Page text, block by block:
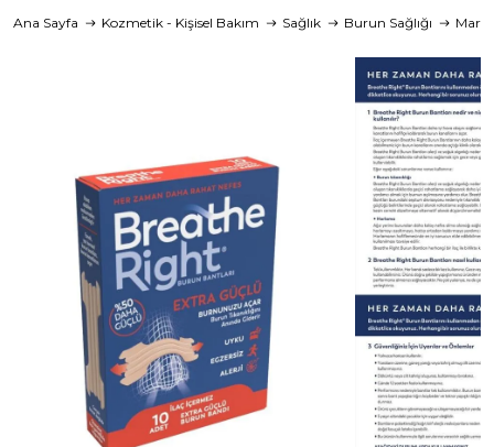
Ana Sayfa Kozmetik - Kişisel Bakım Sağlık Burun Sağlığı